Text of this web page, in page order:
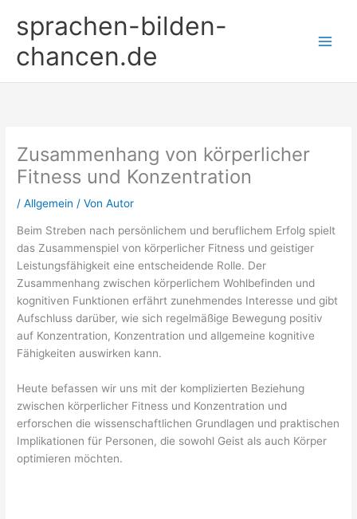
Inhalt
springen
sprachen-bilden-
chancen.de
Zusammenhang von körperlicher
Fitness und Konzentration
/Allgemein / VonAutor
Beim Streben nach persönlichem und beruflichem Erfolg spielt
das Zusammenspiel von körperlicher Fitness und geistiger
Leistungsfähigkeit eine entscheidende Rolle. Der
Zusammenhang zwischen körperlichem Wohlbefinden und
kognitiven Funktionen erfährt zunehmendes Interesse und gibt
Aufschluss darüber, wie sich regelmäßige Bewegung positiv
auf Konzentration, Konzentration und allgemeine kognitive
Fähigkeiten auswirken kann.
Heute befassen wir uns mit der komplizierten Beziehung
zwischen körperlicher Fitness und Konzentration und
erforschen die wissenschaftlichen Grundlagen und praktischen
Implikationen für Personen, die sowohl Geist als auch Körper
optimieren möchten.